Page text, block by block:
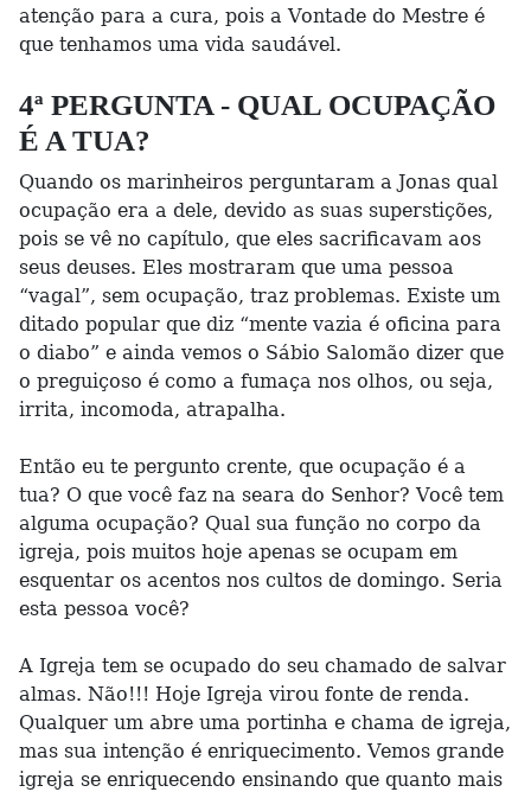
atenção para a cura, pois a Vontade do Mestre é
que tenhamos uma vida saudável.
4ª PERGUNTA - QUAL OCUPAÇÃO
É A TUA?
Quando os marinheiros perguntaram a Jonas qual
ocupação era a dele, devido as suas superstições,
pois se vê no capítulo, que eles sacrificavam aos
seus deuses. Eles mostraram que uma pessoa
“vagal”, sem ocupação, traz problemas. Existe um
ditado popular que diz “mente vazia é oficina para
o diabo” e ainda vemos o Sábio Salomão dizer que
o preguiçoso é como a fumaça nos olhos, ou seja,
irrita, incomoda, atrapalha.
Então eu te pergunto crente, que ocupação é a
tua? O que você faz na seara do Senhor? Você tem
alguma ocupação? Qual sua função no corpo da
igreja, pois muitos hoje apenas se ocupam em
esquentar os acentos nos cultos de domingo. Seria
esta pessoa você?
A Igreja tem se ocupado do seu chamado de salvar
almas. Não!!! Hoje Igreja virou fonte de renda.
Qualquer um abre uma portinha e chama de igreja,
mas sua intenção é enriquecimento. Vemos grande
igreja se enriquecendo ensinando que quanto mais